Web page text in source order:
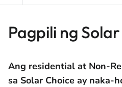
Pagpili ng Solar
Ang residential at Non-
sa Solar Choice ay naka-